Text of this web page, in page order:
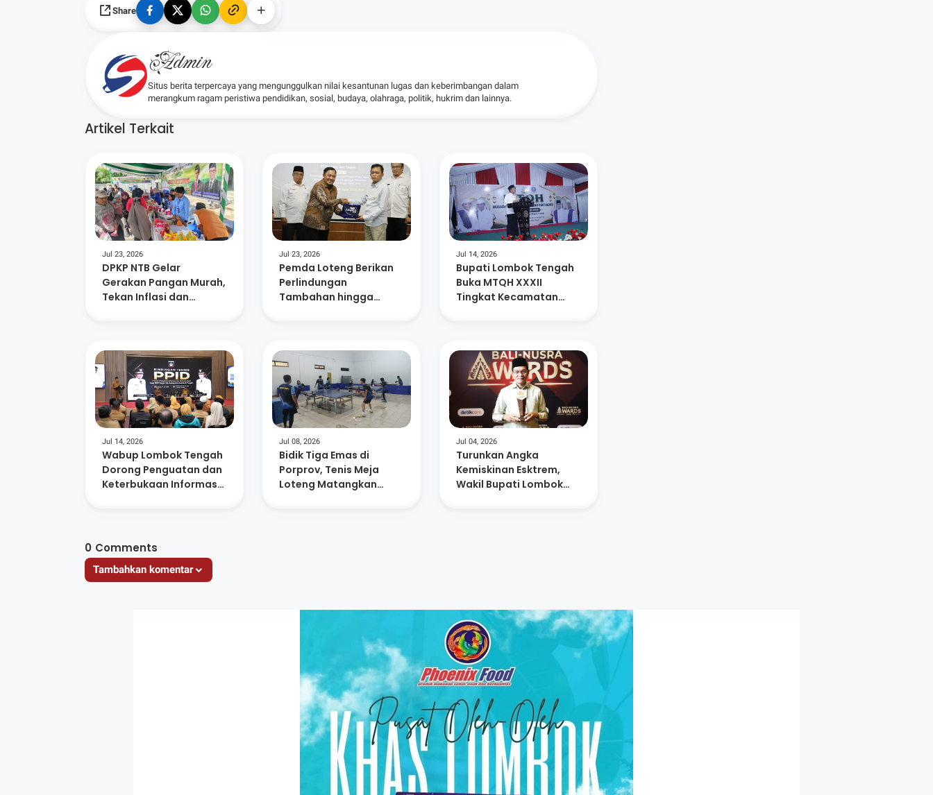
Share
Admin
Situs berita terpercaya yang mengunggulkan nilai kesantunan lugas dan keberimbangan dalam
merangkum ragam peristiwa pendidikan, sosial, budaya, olahraga, politik, hukrim dan lainnya.
Artikel Terkait
Jul 23, 2026
DPKP NTB Gelar
Gerakan Pangan Murah,
Tekan Inflasi dan
Jul 23, 2026
Pemda Loteng Berikan
Perlindungan
Tambahan hingga
Jul 14, 2026
Bupati Lombok Tengah
Buka MTQH XXXII
Tingkat Kecamatan
Jul 14, 2026
Wabup Lombok Tengah
Dorong Penguatan dan
Keterbukaan Informasi
Jul 08, 2026
Bidik Tiga Emas di
Porprov, Tenis Meja
Loteng Matangkan
Jul 04, 2026
Turunkan Angka
Kemiskinan Esktrem,
Wakil Bupati Lombok
0 Comments
Tambahkan komentar